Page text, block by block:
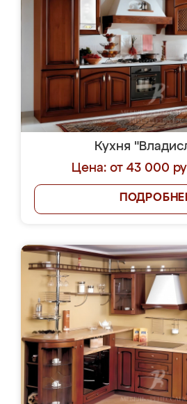
Кухня
Цена: от 43 000